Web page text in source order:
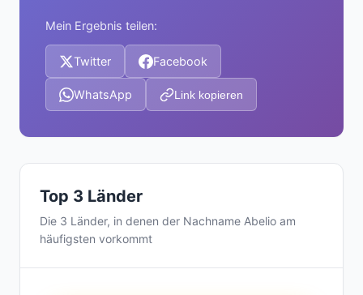
Mein Ergebnis teilen:
Twitter Facebook
WhatsApp Link kopieren
Top 3 Länder
Die 3 Länder, in denen der Nachname Abelio am
häufigsten vorkommt